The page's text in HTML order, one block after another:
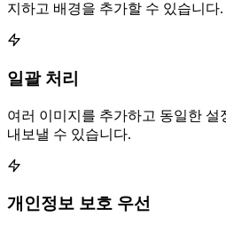
지하고 배경을 추가할 수 있습니다.
일괄 처리
여러 이미지를 추가하고 동일한
내보낼 수 있습니다.
개인정보 보호 우선